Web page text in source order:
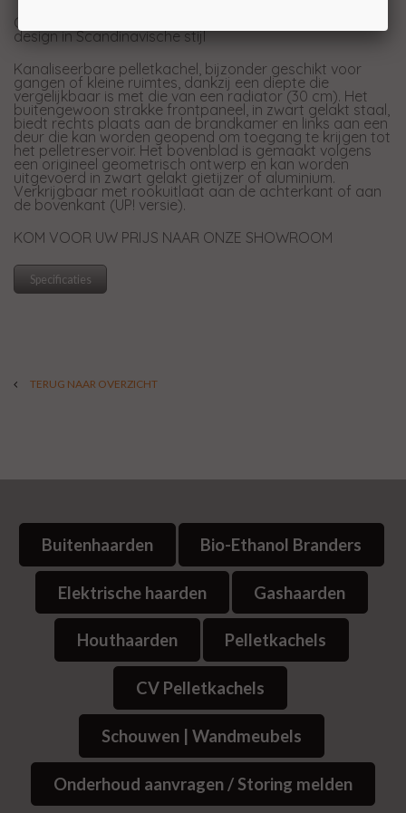
Ondiepe kanaliseerbare pelletkachel, minimalistisch
design in Scandinavische stijl
Kanaliseerbare pelletkachel, bijzonder geschikt voor
gangen of kleine ruimtes, dankzij een diepte die
vergelijkbaar is met die van een radiator (30 cm). Het
buitengewoon strakke frontpaneel, in zwart gelakt staal,
biedt rechts plaats aan de brandkamer en links aan een
deur die kan worden geopend om toegang te krijgen tot
het pelletreservoir. Het bovenblad is gemaakt volgens
een origineel geometrisch ontwerp en kan worden
uitgevoerd in zwart gelakt gietijzer of aluminium.
Verkrijgbaar met rookuitlaat aan de achterkant of aan
de bovenkant (UP! versie).
KOM VOOR UW PRIJS NAAR ONZE SHOWROOM
Specificaties
TERUG NAAR OVERZICHT
Buitenhaarden Bio-Ethanol Branders
Elektrische haarden Gashaarden
Houthaarden Pelletkachels
CV Pelletkachels
Schouwen | Wandmeubels
Onderhoud aanvragen / Storing melden